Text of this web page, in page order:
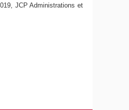
JCP Administrations et